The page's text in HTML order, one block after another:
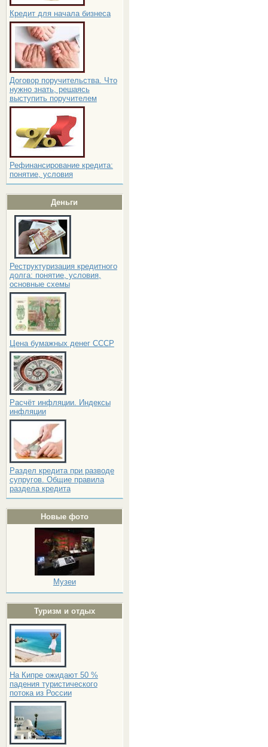
Кредит для начала бизнеса
Договор поручительства. Что
нужно знать, решаясь
выступить поручителем
Рефинансирование кредита:
понятие, условия
Деньги
Реструктуризация кредитного
долга: понятие, условия,
основные схемы
Цена бумажных денег СССР
Расчёт инфляции. Индексы
инфляции
Раздел кредита при разводе
супругов. Общие правила
раздела кредита
Новые фото
Музеи
Туризм и отдых
На Кипре ожидают 50 %
падения туристического
потока из России